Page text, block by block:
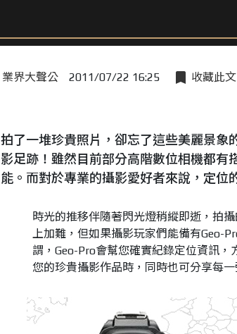
業界大聲公 2011/07/22 16:25 收藏此文
拍了一堆珍貴照片，卻忘了這些美麗景象
影足跡！雖然目前部分高階數位相機都有
能。而對於專業的攝影愛好者來說，定位
時光的推移伴隨著閃光燈稍縱即逝，拍
上加難，但如果攝影玩家們能備有Geo-
謂，Geo-Pro會幫您確實紀錄定位資訊
您的珍貴攝影作品時，同時也可分享每